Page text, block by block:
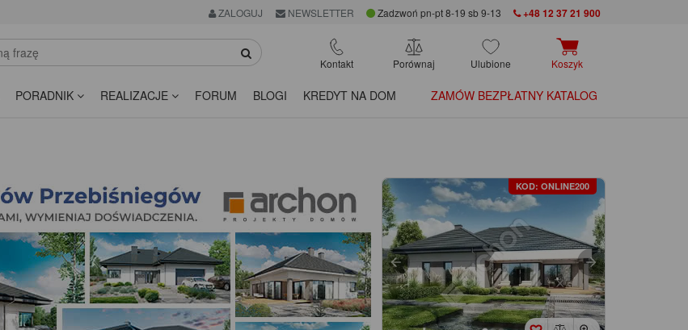
ZALOGUJ NEWSLETTER Zadzwoń pn-pt 8-19 sb 9-13 +48 12 37 21 900
Kontakt Porównaj Ulubione Koszyk
PORADNIK REALIZACJE FORUM BLOGI KREDYT NA DOM ZAMÓW BEZPŁATNY KATALOG
KOD: ONLINE200